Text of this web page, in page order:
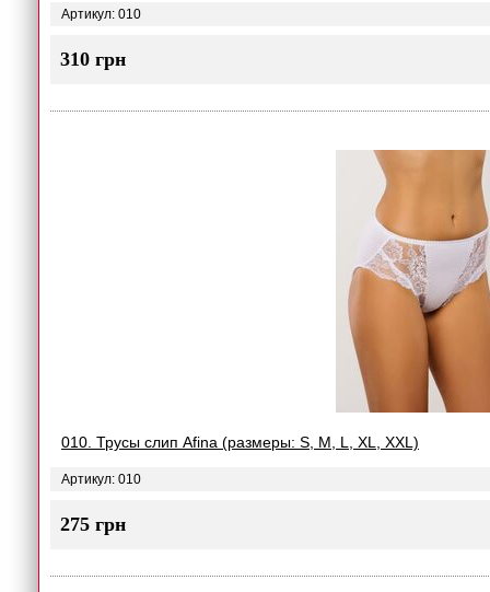
Артикул: 010
310 грн
010. Трусы слип Afina (размеры: S, M, L, XL, XXL)
Артикул: 010
275 грн